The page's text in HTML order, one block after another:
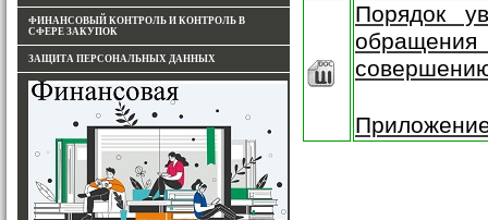
ФИНАНСОВЫЙ КОНТРОЛЬ И КОНТРОЛЬ В
СФЕРЕ ЗАКУПОК
ЗАЩИТА ПЕРСОНАЛЬНЫХ ДАННЫХ
Порядок
обращения